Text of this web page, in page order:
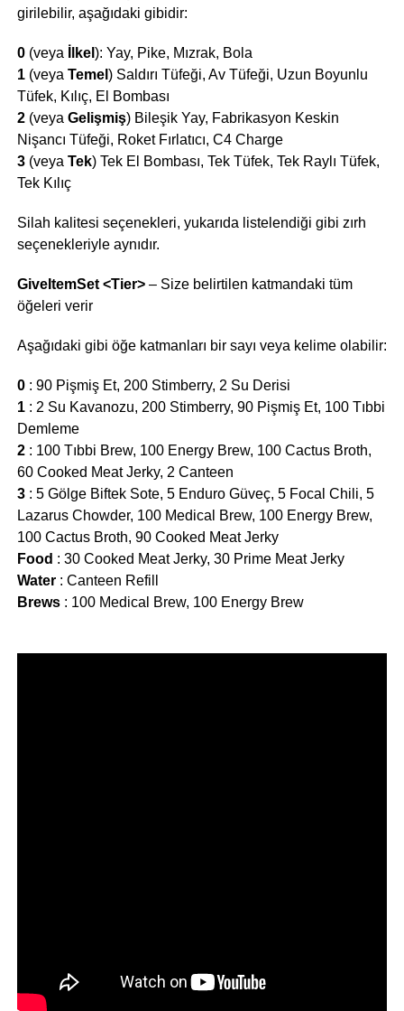
girilebilir, aşağıdaki gibidir:
0(veya İlkel ): Yay, Pike, Mızrak, Bola
1(veya Temel ) Saldırı Tüfeği, Av Tüfeği, Uzun Boyunlu
Tüfek, Kılıç, El Bombası
2(veya Gelişmiş) Bileşik Yay, Fabrikasyon Keskin
Nişancı Tüfeği, Roket Fırlatıcı, C4 Charge
3(veya Tek) Tek El Bombası, Tek Tüfek, Tek Raylı Tüfek,
Tek Kılıç
Silah kalitesi seçenekleri, yukarıda listelendiği gibi zırh
seçenekleriyle aynıdır.
GiveItemSet <Tier>– Size belirtilen katmandaki tüm
öğeleri verir
Aşağıdaki gibi öğe katmanları bir sayı veya kelime olabilir:
0: 90 Pişmiş Et, 200 Stimberry, 2 Su Derisi
1: 2 Su Kavanozu, 200 Stimberry, 90 Pişmiş Et, 100 Tıbbi
Demleme
2: 100 Tıbbi Brew, 100 Energy Brew, 100 Cactus Broth,
60 Cooked Meat Jerky, 2 Canteen
3: 5 Gölge Biftek Sote, 5 Enduro Güveç, 5 Focal Chili, 5
Lazarus Chowder, 100 Medical Brew, 100 Energy Brew,
100 Cactus Broth, 90 Cooked Meat Jerky
Food : 30 Cooked Meat Jerky, 30 Prime Meat Jerky
Water: Canteen Refill
Brews: 100 Medical Brew, 100 Energy Brew